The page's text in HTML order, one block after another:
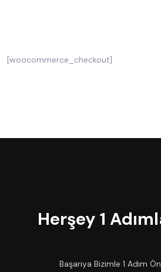
[woocommerce_checkout]
Herşey 1
Başarıya Bizimle 1 Adım